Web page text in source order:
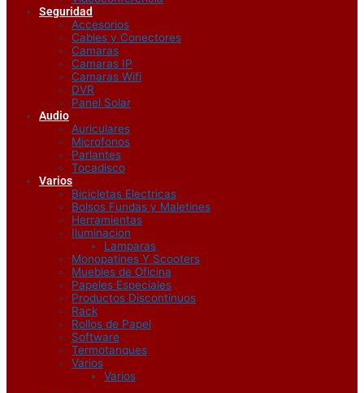
Seguridad
Accesorios
Cables y Conectores
Camaras
Camaras IP
Camaras Wifi
DVR
Panel Solar
Audio
Auriculares
Microfonos
Parlantes
Tocadisco
Varios
Bicicletas Electricas
Bolsos Fundas y Maletines
Herramientas
Iluminacion
Lamparas
Monopatines Y Scooters
Muebles de Oficina
Papeles Especiales
Productos Discontinuos
Rack
Rollos de Papel
Software
Termotanques
Varios
Varios